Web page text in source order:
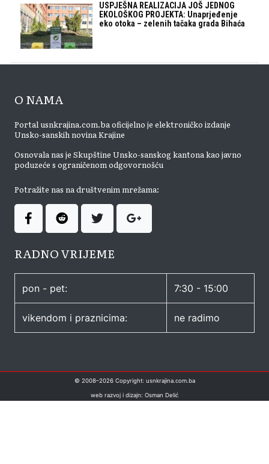
USPJEŠNA REALIZACIJA JOŠ JEDNOG
EKOLOŠKOG PROJEKTA: Unaprjeđenje
eko otoka – zelenih tačaka grada Bihaća
O NAMA
Portal usnkrajina.com.ba oficijelno je elektroničko izdanje
Unsko-sanskih novina Krajine
Osnovala nas je Skupštine Unsko-sanskog kantona kao javno
poduzeće s ograničenom odgovornošću
Potražite nas na društvenim mrežama:
RADNO VRIJEME
pon - pet: 7:30 - 15:00
vikendom i praznicima: ne radimo
© 2008–2026Copyright: usnkrajina.com.ba
web razvoj i dizajn: Osman Delić